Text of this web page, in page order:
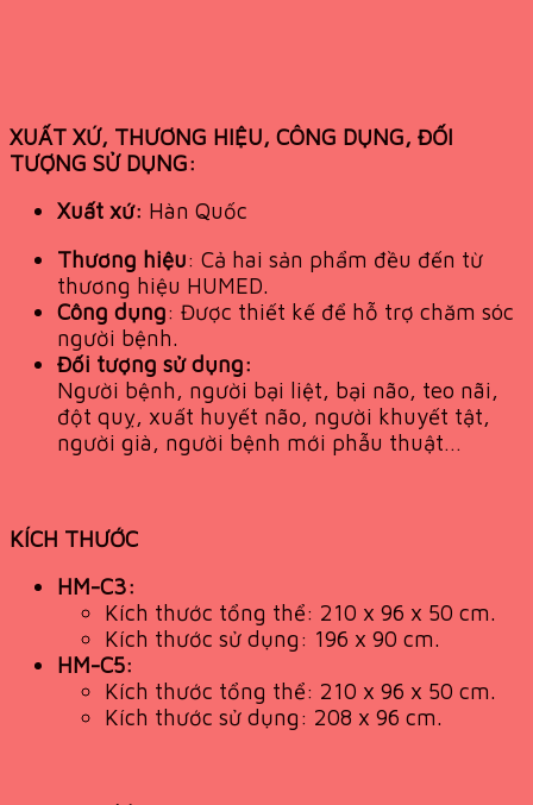
XUẤT XỨ, THƯƠNG HIỆU, CÔNG DỤNG, ĐỐI
TƯỢNG SỬ DỤNG:
Xuất xứ: Hàn Quốc
Thương hiệu: Cả hai sản phẩm đều đến từ
thương hiệu HUMED.
Công dụng: Được thiết kế để hỗ trợ chăm sóc
người bệnh.
Đối tượng sử dụng:
Người bệnh, người bại liệt, bại não, teo nãi,
đột quỵ, xuất huyết não, người khuyết tật,
người già, người bệnh mới phẫu thuật…
KÍCH THƯỚC
HM-C3:
Kích thước tổng thể: 210 x 96 x 50 cm.
Kích thước sử dụng: 196 x 90 cm.
HM-C5:
Kích thước tổng thể: 210 x 96 x 50 cm.
Kích thước sử dụng: 208 x 96 cm.